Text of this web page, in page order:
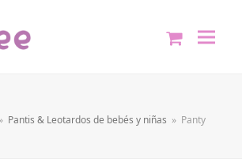
» Pantis & Leotardos de bebés y niñas » Panty